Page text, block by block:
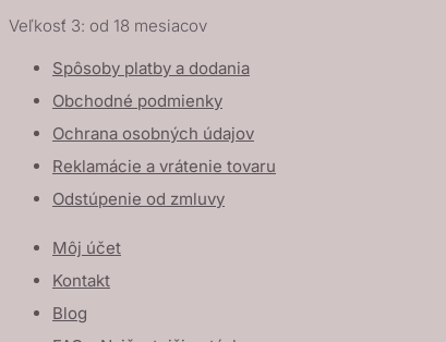
Veľkosť 3: od 18 mesiacov
Spôsoby platby a dodania
Obchodné podmienky
Ochrana osobných údajov
Reklamácie a vrátenie tovaru
Odstúpenie od zmluvy
Môj účet
Kontakt
Blog